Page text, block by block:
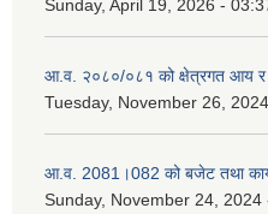
Sunday, April 19, 2026 -
आ.व. २०८०/०८१ को क्षेत्रगत आय र
Tuesday, November 26,
आ.व. 2081।082 को बजेट तथा
Sunday, November 24, 2024